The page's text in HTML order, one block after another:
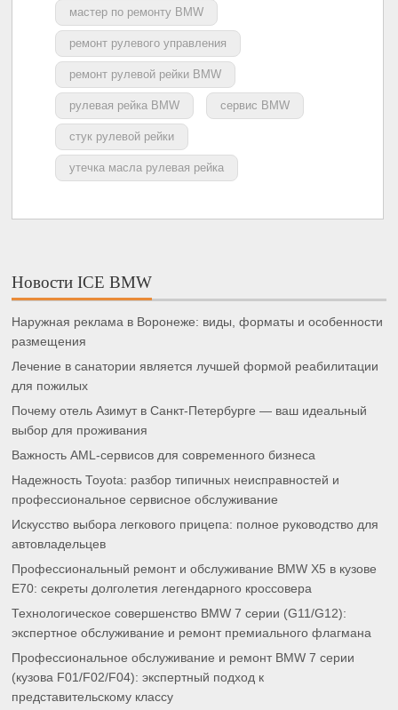
мастер по ремонту BMW
ремонт рулевого управления
ремонт рулевой рейки BMW
рулевая рейка BMW сервис BMW
стук рулевой рейки
утечка масла рулевая рейка
Новости ICE BMW
Наружная реклама в Воронеже: виды, форматы и особенности
размещения
Лечение в санатории является лучшей формой реабилитации
для пожилых
Почему отель Азимут в Санкт-Петербурге — ваш идеальный
выбор для проживания
Важность AML-сервисов для современного бизнеса
Надежность Toyota: разбор типичных неисправностей и
профессиональное сервисное обслуживание
Искусство выбора легкового прицепа: полное руководство для
автовладельцев
Профессиональный ремонт и обслуживание BMW X5 в кузове
E70: секреты долголетия легендарного кроссовера
Технологическое совершенство BMW 7 серии (G11/G12):
экспертное обслуживание и ремонт премиального флагмана
Профессиональное обслуживание и ремонт BMW 7 серии
(кузова F01/F02/F04): экспертный подход к
представительскому классу